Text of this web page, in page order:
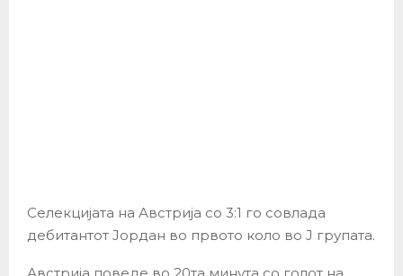
Селекцијата на Австрија со 3:1 го совлада
дебитантот Јордан во првото коло во Ј групата.